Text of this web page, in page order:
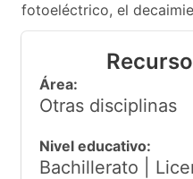
fotoeléctrico, el
Área:
Otras disciplinas
Nivel educativo:
Bachillerato |